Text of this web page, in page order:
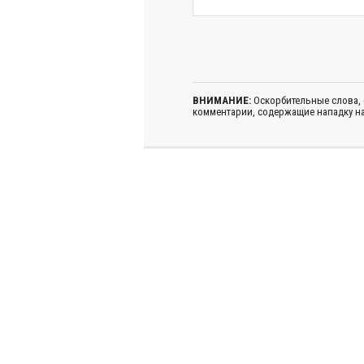
ВНИМАНИЕ: Оскорбительные
комментарии, содержащие нападку